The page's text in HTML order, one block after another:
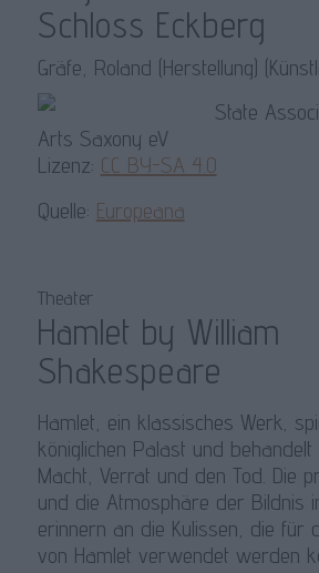
Schloss Eckberg
Gräfe, Roland (Herstellung)
State
Arts Saxony eV
Lizenz: CC BY-SA 4.0
Quelle: Europeana
Theater
Hamlet by William
Shakespeare
Hamlet, ein klassisches Werk,
königlichen Palast und
Macht, Verrat und den Tod. Die
und die Atmosphäre der Bildnis
erinnern an die Kulissen, die für
von Hamlet verwendet werden